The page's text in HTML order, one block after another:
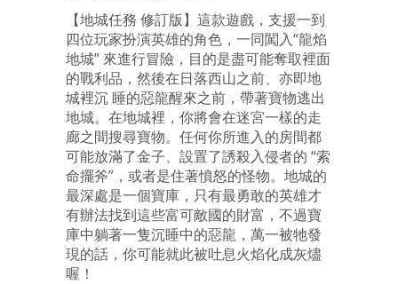
【地城任務 修訂版】這款遊戲，支援一到
四位玩家扮演英雄的角色，一同闖入“龍焰
地城” 來進行冒險，目的是盡可能奪取裡面
的戰利品，然後在日落西山之前、亦即地
城裡沉 睡的惡龍醒來之前，帶著寶物逃出
地城。在地城裡，你將會在迷宮一樣的走
廊之間搜尋寶物。任何你所進入的房間都
可能放滿了金子、設置了誘殺入侵者的 “索
命擺斧”，或者是住著憤怒的怪物。地城的
最深處是一個寶庫，只有最勇敢的英雄才
有辦法找到這些富可敵國的財富，不過寶
庫中躺著一隻沉睡中的惡龍，萬一被牠發
現的話，你可能就此被吐息火焰化成灰燼
喔！